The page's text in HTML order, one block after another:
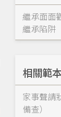
繼承面面
繼承陷阱
相關範
家事聲請
備查）